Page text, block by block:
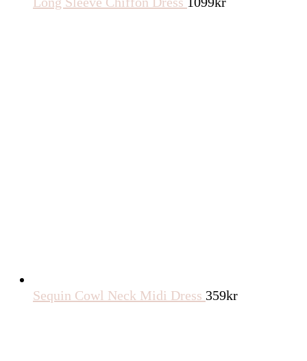
Sequin Cowl Neck Midi Dress 359kr